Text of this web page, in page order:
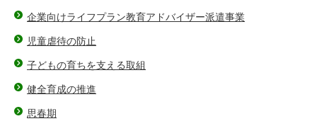
企業向けライフプラン教育アドバイザー派遣事業
児童虐待の防止
子どもの育ちを支える取組
健全育成の推進
思春期